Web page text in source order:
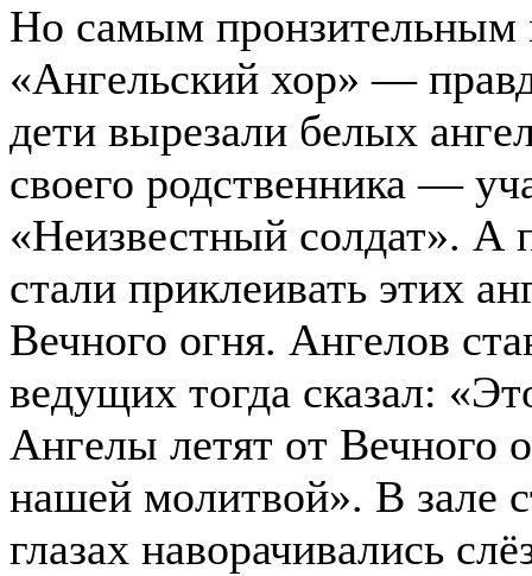
Но самым
«Ангельский хор» —
дети вырезали белых
своего родственника —
«Неизвестный солдат». А
стали приклеивать этих
Вечного огня. Ангелов
ведущих тогда сказал:
Ангелы летят от
нашей молитвой». В зале
глазах наворачивались